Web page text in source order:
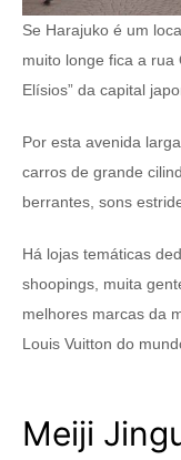
Se Harajuko é um
muito longe fica a rua
Elísios” da capital
Por esta avenida
carros de grande
berrantes, sons
Há lojas temáticas
shoopings, muita
melhores marcas da
Louis Vuitton do
Meiji